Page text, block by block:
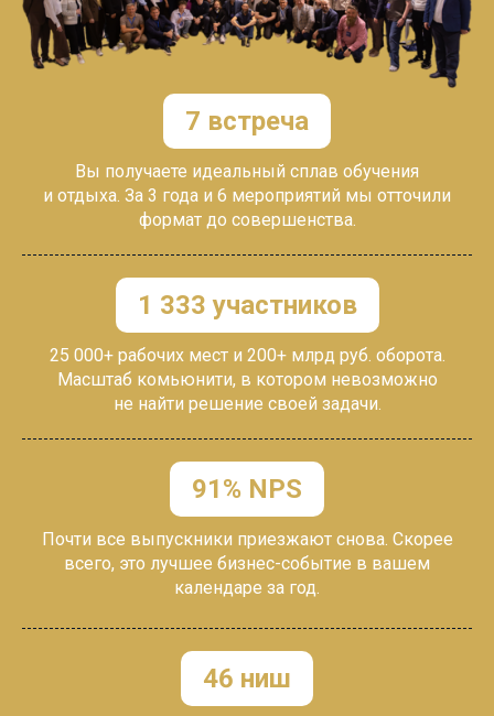
7 встреча
Вы получаете идеальный сплав обучения
и отдыха. За 3 года и 6 мероприятий мы отточили
формат до совершенства.
1 333 участников
25 000+ рабочих мест и 200+ млрд руб. оборота.
Масштаб комьюнити, в котором невозможно
не найти решение своей задачи.
91% NPS
Почти все выпускники приезжают снова. Скорее
всего, это лучшее бизнес-событие в вашем
календаре за год.
46 ниш